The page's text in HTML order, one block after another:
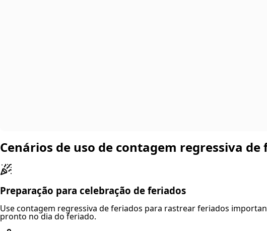
Cenários de uso de contagem regressiva de
Preparação para celebração de feriados
Use contagem regressiva de feriados para rastrear feriados
pronto no dia do feriado.